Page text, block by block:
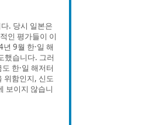
. 당시 일본은
인 평가들이 이
9월 한·일 해
했습니다. 그러
한·일 해저터
위함인지, 신도
보이지 않습니